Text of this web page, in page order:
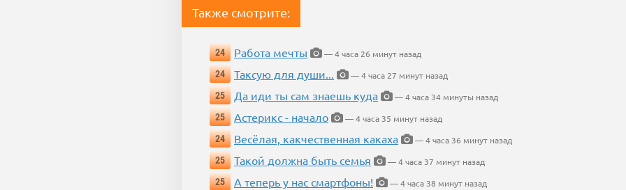
Также смотрите:
24 Работа мечты
— 4 часа 26 минут назад
24
Таксую для души...
— 4 часа 27 минут назад
25
Да иди ты сам знаешь куда
— 4 часа 34 минуты назад
25
Астерикс - начало
— 4 часа 35 минут назад
24
Весёлая, какчественная какаха
— 4 часа 36 минут назад
25
Такой должна быть семья
— 4 часа 37 минут назад
25
А теперь у нас смартфоны!
— 4 часа 38 минут назад